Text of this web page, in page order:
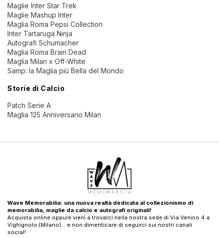
Maglie Inter Star Trek
Maglie Mashup Inter
Maglia Roma Pepsi Collection
Inter Tartaruga Ninja
Autografi Schumacher
Maglia Roma Brain Dead
Maglia Milan x Off-White
Samp: la Maglia più Bella del Mondo
Storie di Calcio
Patch Serie A
Maglia 125 Anniversario Milan
Wave Memorabilia: una nuova realtà dedicata al collezionismo di
memorabilia, maglie da calcio e autografi originali!
Acquista online oppure vieni a trovarci nella nostra sede di Via Venino 4 a
Vighignolo (Milano)… e non dimenticare di seguirci sui nostri canali
social!